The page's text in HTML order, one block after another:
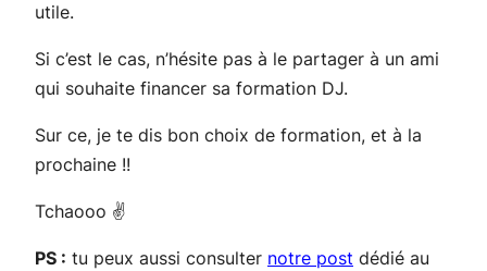
utile.
Si c’est le cas, n’hésite pas à le partager à un ami
qui souhaite financer sa formation DJ.
Sur ce, je te dis bon choix de formation, et à la
prochaine !!
Tchaooo ✌️
PS : tu peux aussi consulter notre post dédié au